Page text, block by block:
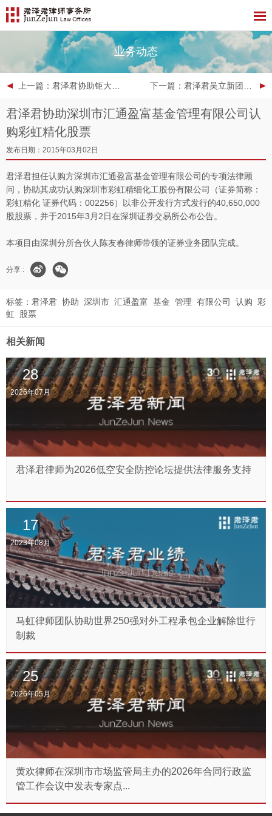
业务动态
上一篇 ：君泽君协助钜大国际控股有限公司成功反向收购资产并重新上市 下一篇 ：君泽君吴立新团队协助浙江省政府托管、处置风险企业
君泽君协助深圳市汇通盈富基金管理有限公司认
购彩虹精化股票
发布日期：2015年03月02日
君泽君担任认购方深圳市汇通盈富基金管理有限公司的专项法律顾
问，协助其成功认购深圳市彩虹精细化工股份有限公司（证券简称：
彩虹精化 证券代码：002256）以非公开发行方式发行的40,650,000
股股票，并于2015年3月2日在深圳证券交易所公布公告。
本项目由深圳分所合伙人陈友春律师带领的证券业务团队完成。
分享 :
标签： 君泽君 协助 深圳市 汇通盈富 基金 管理 有限公司 认购 彩
虹
股票
相关新闻
28
2026年07月
君泽君律师为2026低空安全防控论坛提供法律服务支持
17
2023年08月
马虹律师团队协助世界250强对外工程承包企业解除世行
制裁
25
2026年05月
黄欢律师在深圳市市场监管局主办的2026年合同行政监
管工作会议中发表专家点...